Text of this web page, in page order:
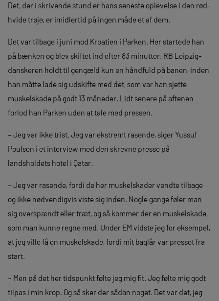
Det, der i skrivende stund er hans seneste oplevelse i den rød-
hvide trøje, er imidlertid på ingen måde et af dem.
Det var tilbage i juni mod Kroatien i Parken. Her startede han
på bænken og blev skiftet ind efter 83 minutter. RB Leipzig-
danskeren holdt til gengæld kun en håndfuld på banen, inden
han måtte lade sig udskifte med det, som var han sjette
muskelskade på godt 13 måneder. Lidt senere på aftenen
forlod han Parken uden at tale med pressen.
– Jeg var ikke trist. Jeg var ekstremt rasende, siger Yussuf
Poulsen i et interview med den skrevne presse på
landsholdets hotel i Qatar.
– Jeg var rasende, fordi de her muskelskader vendte tilbage
og ikke nødvendigvis viste sig inden. Nogle gange føler man
sig overspændt eller træt, og så kommer der en muskelskade,
som man kunne regne med. Under EM vidste jeg for eksempel,
at jeg ville få en muskelskade, fordi mit baglår var presset fra
start.
– Men på det her tidspunkt følte jeg mig fit. Jeg følte mig godt
tilpas i min krop. Og så sker der sådan noget. Det var det, jeg